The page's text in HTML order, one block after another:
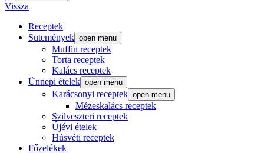
Vissza
Receptek
Sütemények open menu
Muffin receptek
Torta receptek
Kalács receptek
Ünnepi ételek open menu
Karácsonyi receptek open menu
Mézeskalács receptek
Szilveszteri receptek
Újévi ételek
Húsvéti receptek
Főzelékek